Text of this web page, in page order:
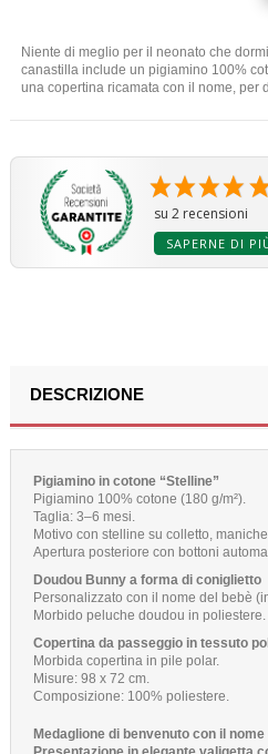
Niente di meglio per il neonato che
canastilla include un pigiamino 100%
una copertina ricamata con il nome, per
su 2 recensioni
SAPERNE DI
DESCRIZIONE
Pigiamino in cotone “Stelline”
Pigiamino 100% cotone (180 g/m²).
Taglia: 3–6 mesi.
Motivo con stelline su colletto,
Apertura posteriore con bottoni
Doudou Bunny a forma di coniglietto
Personalizzato con il nome del bebè
Morbido peluche doudou in poliestere.
Copertina da passeggio in tessuto
Morbida copertina in pile polar.
Misure: 98 x 72 cm.
Composizione: 100% poliestere.
Medaglione di benvenuto con il nome